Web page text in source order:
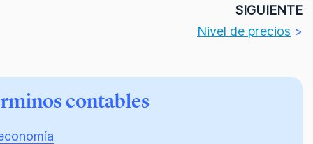
SIGUIENTE
Nivel de precios >
contables